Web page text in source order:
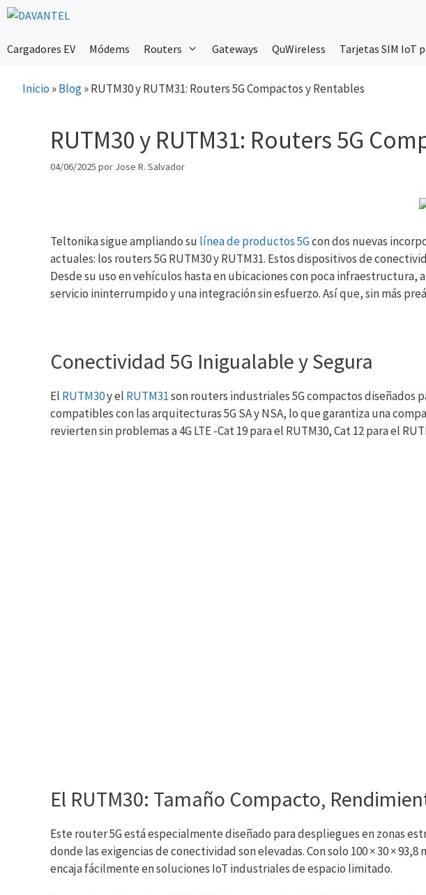
Saltar
contenido
Cargadores EV Módems Routers Gateways QuWireless Tarjetas SIM IoT
Inicio »Blog»RUTM30 y RUTM31: Routers 5G Compactos y Rentables
RUTM30 y RUTM31: Routers 5G
04/06/2025 por Jose R. Salvador
Teltonika sigue ampliando su línea de productos 5Gcon dos nuevas
actuales: los routers 5G RUTM30 y RUTM31. Estos dispositivos de
Desde su uso en vehículos hasta en ubicaciones con poca
servicio ininterrumpido y una integración sin esfuerzo. Así que, sin más
Conectividad 5G Inigualable y Segura
El RUTM30y el RUTM31son routers industriales 5G compactos diseñados
compatibles con las arquitecturas 5G SA y NSA, lo que garantiza una
revierten sin problemas a 4G LTE -Cat 19 para el RUTM30, Cat 12 para el
El RUTM30: Tamaño Compacto,
Este router 5G está especialmente diseñado para despliegues en zonas
donde las exigencias de conectividad son elevadas. Con solo 100 × 30 × 93,8
encaja fácilmente en soluciones IoT industriales de espacio limitado.